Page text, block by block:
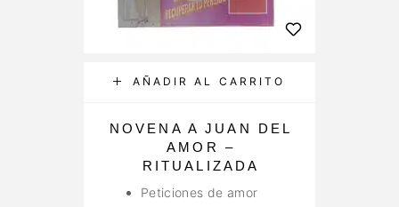
AÑADIR AL CARRITO
NOVENA A JUAN DEL
AMOR –
RITUALIZADA
Peticiones de amor